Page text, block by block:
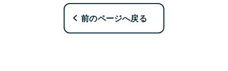
前のページへ戻る